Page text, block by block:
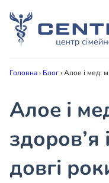
Головна› Блог›Алое і мед:
Алое і
здоров’я
довгі